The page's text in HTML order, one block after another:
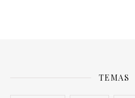
TEMAS